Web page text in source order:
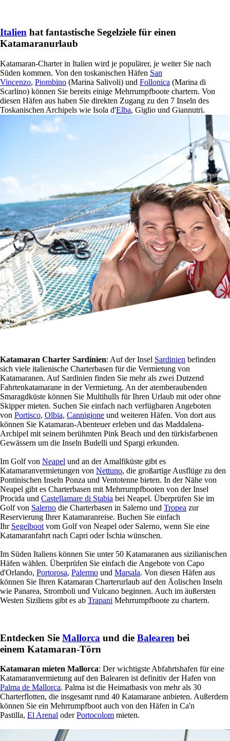
Italien hat fantastische Segelziele für einen
Katamaranurlaub
Katamaran-Charter in Italien wird je populärer, je weiter Sie nach
Süden kommen. Von den toskanischen Häfen San
Vincenzo, Piombino (Marina Salivoli) und Follonica (Marina di
Scarlino) können Sie bereits einige Mehrrumpfboote chartern. Von
diesen Häfen aus haben Sie direkten Zugang zu den 7 Inseln des
Toskanischen Archipels wie Isola d'Elba, Giglio und Giannutri.
Katamaran Charter Sardinien: Auf der Insel Sardinien befinden
sich viele italienische Charterbasen für die Vermietung von
Katamaranen. Auf Sardinien finden Sie mehr als zwei Dutzend
Fahrtenkatamarane in der Vermietung. An der atemberaubenden
Smaragdküste können Sie Multihulls für Ihren Urlaub mit oder ohne
Skipper mieten. Suchen Sie einfach nach verfügbaren Angeboten
von Portisco, Olbia, Cannigione und weiteren Häfen. Von dort aus
können Sie Katamaran-Abenteuer erleben und das Maddalena-
Archipel mit seinem berühmten Pink Beach und den türkisfarbenen
Gewässern um die Inseln Budelli und Spargi erkunden.
Im Golf von Neapel und an der Amalfiküste gibt es
Katamaranvermietungen von Nettuno, die großartige Ausflüge zu den
Pontinischen Inseln Ponza und Ventotenne bieten. In der Nähe von
Neapel gibt es Charterbasen mit Mehrrumpfbooten von der Insel
Procida und Castellamare di Stabia bei Neapel. Überprüfen Sie im
Golf von Salerno die Charterbasen in Salerno und Tropea zur
Reservierung Ihrer Katamaranreise. Buchen Sie einfach
Ihr Segelboot vom Golf von Neapel oder Salerno, wenn Sie eine
Katamaranfahrt nach Capri oder Ischia wünschen.
Im Süden Italiens können Sie unter 50 Katamaranen aus sizilianischen
Häfen wählen. Überprüfen Sie einfach die Angebote von Capo
d'Orlando, Portorosa, Palermo und Marsala. Von diesen Häfen aus
können Sie Ihren Katamaran Charterurlaub auf den Äolischen Inseln
wie Panarea, Stromboli und Vulcano beginnen. Auch im äußersten
Westen Siziliens gibt es ab Trapani Mehrrumpfboote zu chartern.
Entdecken Sie Mallorca und die Balearen bei
einem Katamaran-Törn
Katamaran mieten Mallorca: Der wichtigste Abfahrtshafen für eine
Katamaranvermietung auf den Balearen ist definitiv der Hafen von
Palma de Mallorca. Palma ist die Heimatbasis von mehr als 30
Charterflotten, die insgesamt rund 40 Katamarane anbieten. Außerdem
können Sie ein Mehrrumpfboot auch von den Häfen in Ca'n
Pastilla, El Arenal oderPortocolom mieten.